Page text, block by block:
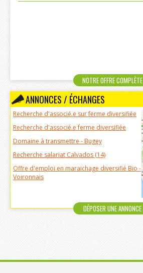
NOTRE OFFRE COMPLÈTE
ANNONCES / ÉCHANGES
Recherche d'associé.e sur ferme diversifiée
Recherche d'associé.e ferme diversifiée
Domaine à transmettre - Bugey
Recherche salariat Calvados (14)
Offre d'emploi en maraichage diversifié Bio -
Voironnais
DÉPOSER UNE ANNONCE